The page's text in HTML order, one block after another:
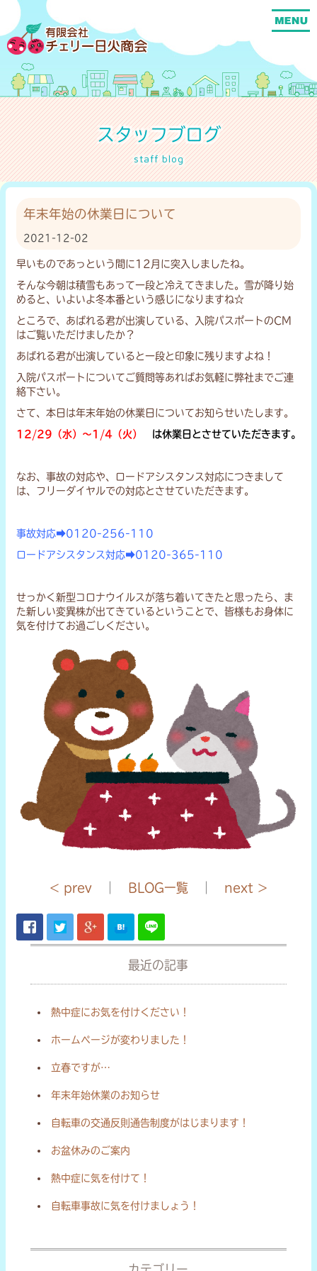
スタッフブログ
staff blog
年末年始の休業日について
2021-12-02
早いものであっという間に12月に突入しましたね。
そんな今朝は積雪もあって一段と冷えてきました。雪が降り始
めると、いよいよ冬本番という感じになりますね☆
ところで、あばれる君が出演している、入院パスポートのCM
はご覧いただけましたか？
あばれる君が出演していると一段と印象に残りますよね！
入院パスポートについてご質問等あればお気軽に弊社までご連
絡下さい。
さて、本日は年末年始の休業日についてお知らせいたします。
12/29（水）～1/4（火） は休業日とさせていただきます。
なお、事故の対応や、ロードアシスタンス対応につきまして
は、フリーダイヤルでの対応とさせていただきます。
事故対応➡0120-256-110
ロードアシスタンス対応➡0120-365-110
せっかく新型コロナウイルスが落ち着いてきたと思ったら、ま
た新しい変異株が出てきているということで、皆様もお身体に
気を付けてお過ごしください。
< prev BLOG一覧 next >
最近の記事
熱中症にお気を付けください！
ホームページが変わりました！
立春ですが…
年末年始休業のお知らせ
自転車の交通反則通告制度がはじまります！
お盆休みのご案内
熱中症に気を付けて！
自転車事故に気を付けましょう！